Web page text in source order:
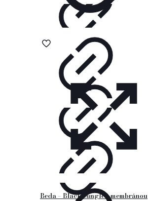
Beda – Black Jungle s membránou